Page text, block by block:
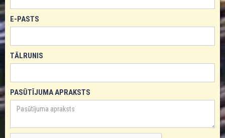
E-PASTS
TĀLRUNIS
PASŪTĪJUMA APRAKSTS